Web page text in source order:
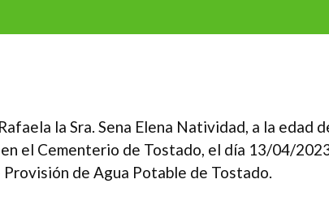
la Sra. Sena Elena Natividad, a la edad
el Cementerio de Tostado, el día 13/04/
de Agua Potable de Tostado.